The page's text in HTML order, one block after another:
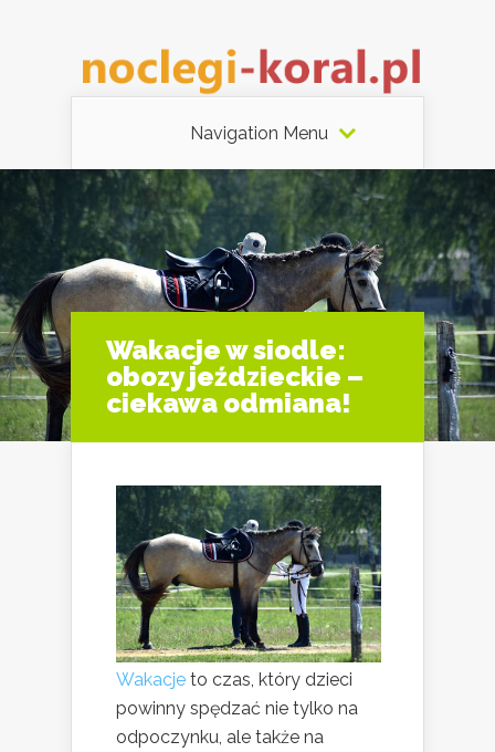
Navigation Menu
Wakacje w siodle:
obozy jeździeckie –
ciekawa odmiana!
Wakacje to czas, który dzieci
powinny spędzać nie tylko na
odpoczynku, ale także na